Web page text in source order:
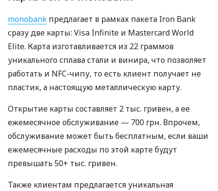
monobank предлагает в рамках пакета Iron Bank
сразу две карты: Visa Infinite и Mastercard World
Elite. Карта изготавливается из 22 граммов
уникального сплава стали и винира, что позволяет
работать и NFC-чипу, то есть клиент получает не
пластик, а настоящую металлическую карту.
Открытие карты составляет 2 тыс. гривен, а ее
ежемесячное обслуживание — 700 грн. Впрочем,
обслуживание может быть бесплатным, если ваши
ежемесячные расходы по этой карте будут
превышать 50+ тыс. гривен.
Также клиентам предлагается уникальная